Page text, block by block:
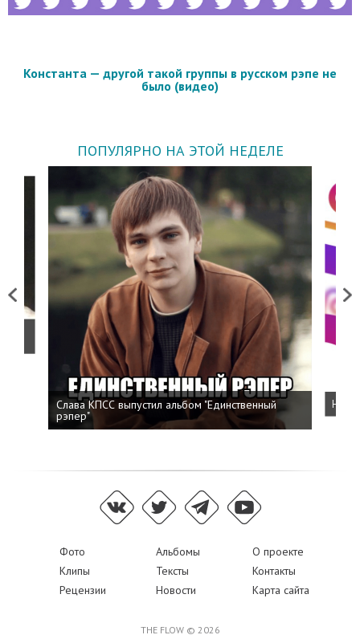
Константа — другой такой группы в русском рэпе не
было (видео)
ПОПУЛЯРНО НА ЭТОЙ НЕДЕЛЕ
Previous
Слава КПСС выпустил альбом "Единственный
рэпер"
Next
Фото Альбомы
О проекте
Клипы
Тексты
Контакты
Рецензии
Новости Карта сайта
THE FLOW © 2026